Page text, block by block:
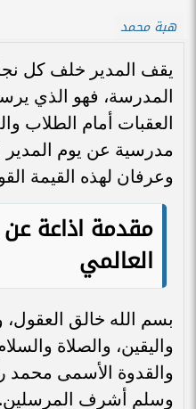
هبة محمد
يقف المدير خلف كل
المدرسة، فهو الذي
العقبات أمام الطلاب
مدرسية عن يوم المدير
وعرفان لهذه القيمة
مقدمة اذاعة عن
العالمي
بسم الله خالق العقول،
واليقين، والصلاة
والقدوة الأسمى محمد
وسلم أشرف المرسلين.